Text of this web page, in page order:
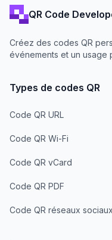
QR Code
Créez des codes QR
événements et un usage
Types de codes QR
Code QR URL
Code QR Wi-Fi
Code QR vCard
Code QR PDF
Code QR réseaux sociaux